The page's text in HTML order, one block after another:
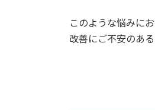
このような悩みに
改善にご不安のあ